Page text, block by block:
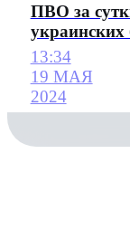
ПВО за
украинских
13:34
19 МАЯ
2024